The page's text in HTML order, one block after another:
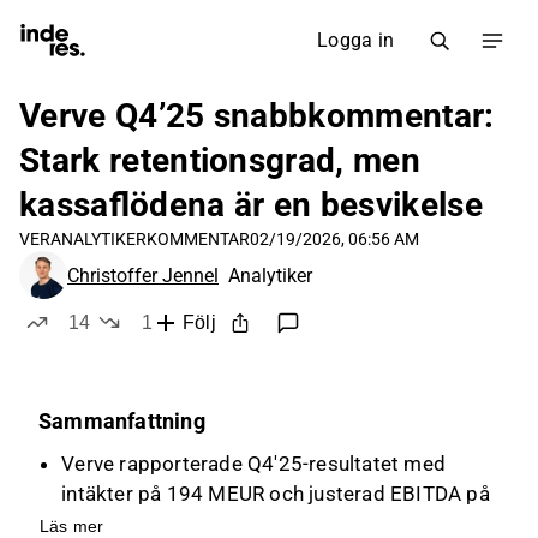
Logga in
Verve Q4’25 snabbkommentar:
Stark retentionsgrad, men
kassaflödena är en besvikelse
VERANALYTIKERKOMMENTAR02/19/2026, 06:56 AM
Christoffer Jennel Analytiker
14
1
Följ
Sammanfattning
Verve rapporterade Q4'25-resultatet med
intäkter på 194 MEUR och justerad EBITDA på
48 MEUR, men justerad EBIT underskred
Läs mer